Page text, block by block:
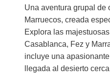
Una aventura grupal de
Marruecos, creada
Explora las
Casablanca, Fez y
incluye una
llegada al desierto